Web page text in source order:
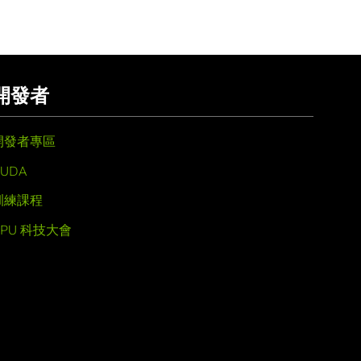
發者
發者專區
練課程
科技大會